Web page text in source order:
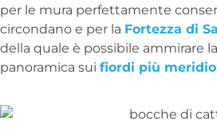
per le mura perfettamente
circondano e per la Fortezza di
della quale è possibile ammirare
panoramica sui fiordi più